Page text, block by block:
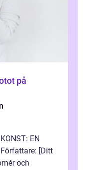
på
EN
Författare: [Ditt
och